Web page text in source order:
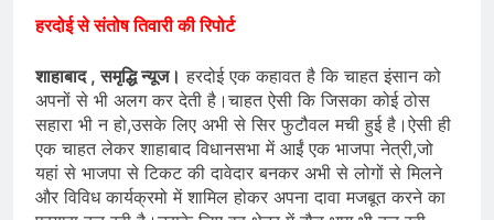
हरदोई से संतोष तिवारी की रिपोर्ट
शाहाबाद , समृद्धि न्यूज। हरदोई एक कहावत है कि चाहत इंसान को
अपनों से भी अलग कर देती है।चाहत ऐसी कि जिसका कोई ठोस
सहारा भी न हो,उसके लिए अभी से सिर फुटौवल मची हुई है।ऐसी ही
एक चाहत लेकर शाहाबाद विधानसभा में आईं एक भाजपा नेत्री,जो
यहां से भाजपा से टिकट की दावेदार बनकर अभी से लोगों से मिलने
और विविध कार्यक्रमो में शामिल होकर अपना दावा मजबूत करने का